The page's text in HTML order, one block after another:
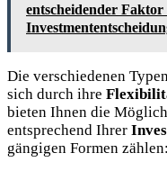
entscheidender
Die verschiedenen
sich durch ihre
bieten Ihnen die
entsprechend Ihrer
gängigen Formen zählen: